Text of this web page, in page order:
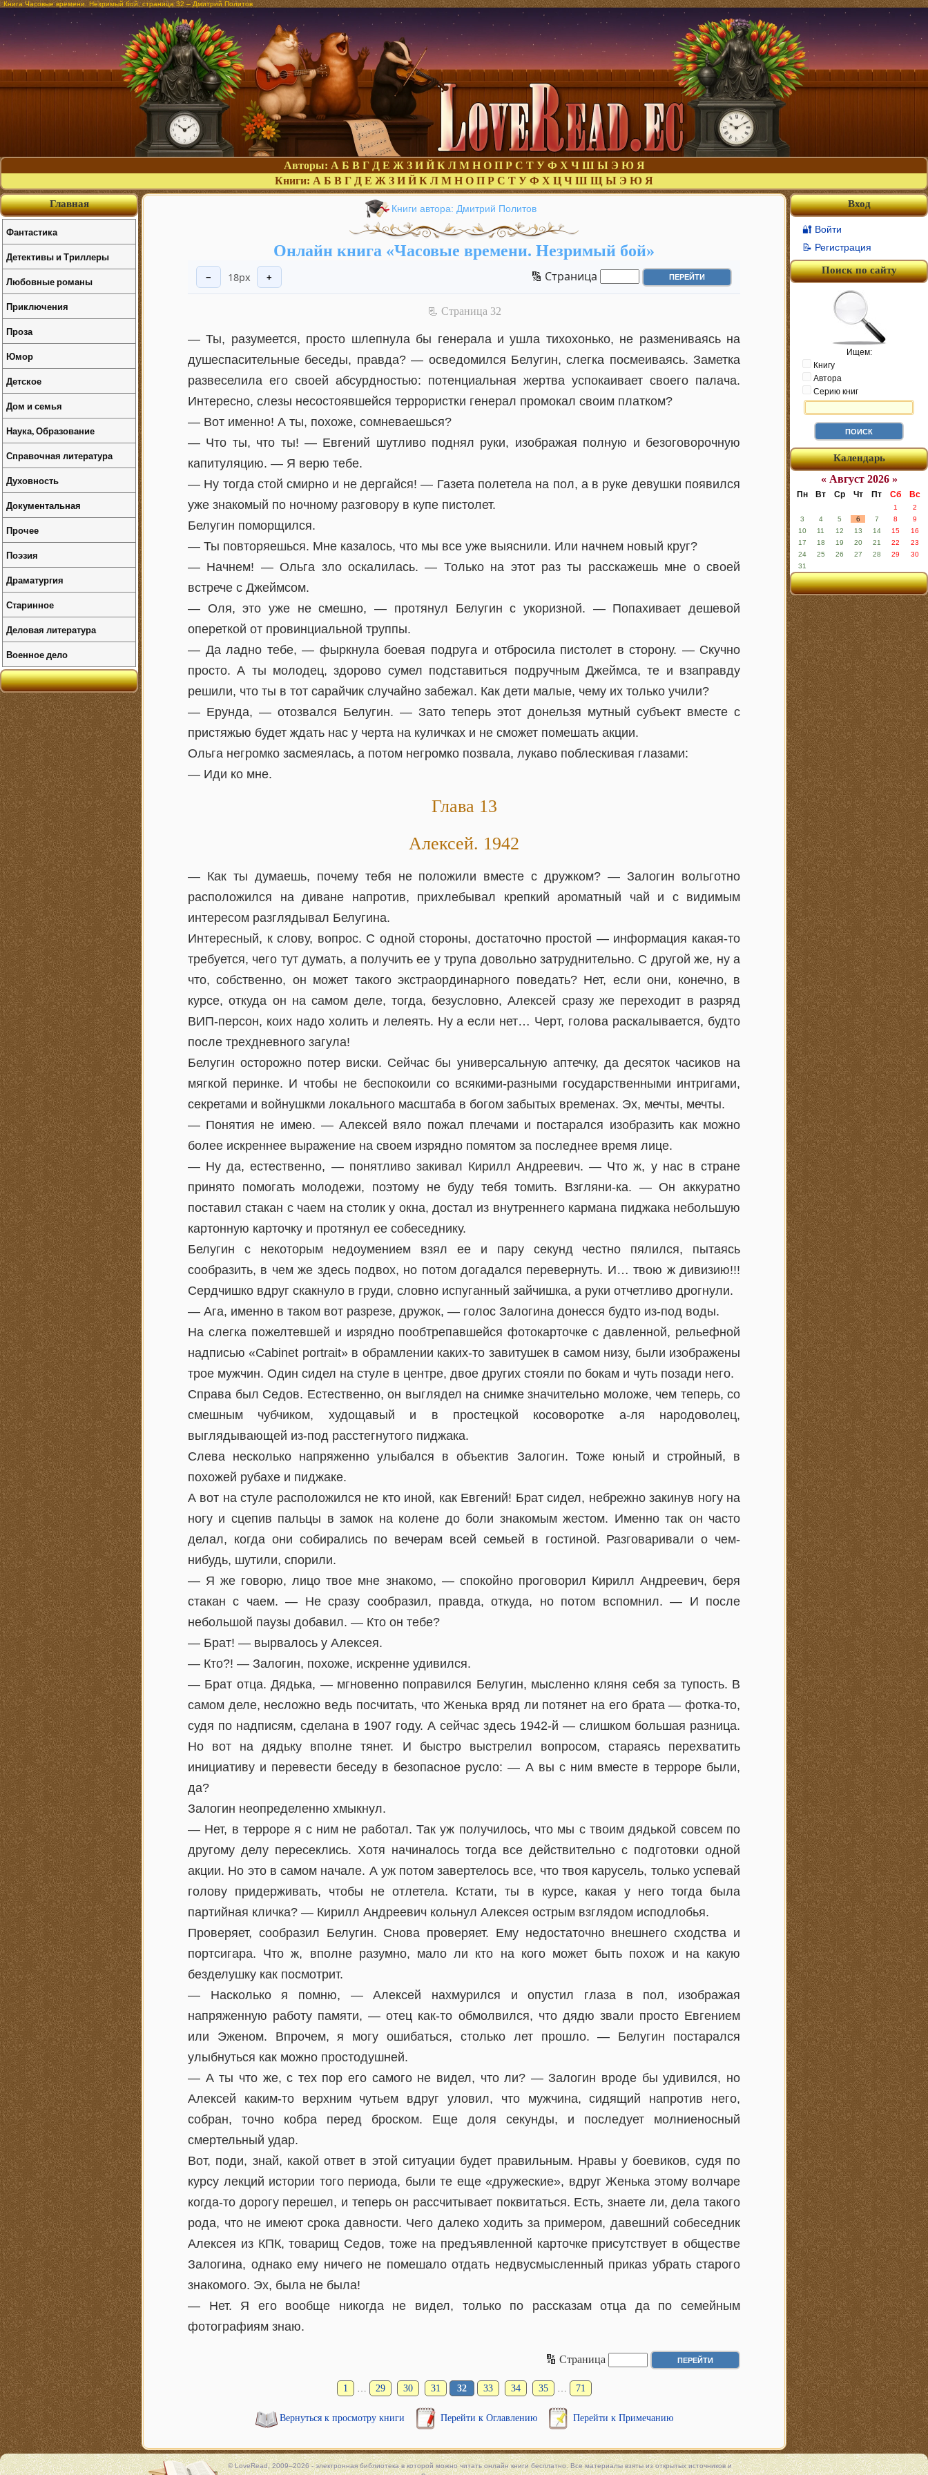
Книга Часовые времени. Незримый бой, страница 32 – Дмитрий Политов
Авторы: А Б В Г Д Е Ж З И Й К Л М Н О П Р С Т У Ф Х Ч Ш Ы Э Ю Я
Книги: А Б В Г Д Е Ж З И Й К Л М Н О П Р С Т У Ф Х Ц Ч Ш Щ Ы Э Ю Я
Книги автора: Дмитрий Политов
Онлайн книга «Часовые времени. Незримый бой»
− 18px + 🔢 Страница
📃 Cтраница 32
— Ты, разумеется, просто шлепнула бы генерала и ушла тихохонько, не размениваясь на
душеспасительные беседы, правда? — осведомился Белугин, слегка посмеиваясь. Заметка
развеселила его своей абсурдностью: потенциальная жертва успокаивает своего палача.
Интересно, слезы несостоявшейся террористки генерал промокал своим платком?
— Вот именно! А ты, похоже, сомневаешься?
— Что ты, что ты! — Евгений шутливо поднял руки, изображая полную и безоговорочную
капитуляцию. — Я верю тебе.
— Ну тогда стой смирно и не дергайся! — Газета полетела на пол, а в руке девушки появился
уже знакомый по ночному разговору в купе пистолет.
Белугин поморщился.
— Ты повторяешься. Мне казалось, что мы все уже выяснили. Или начнем новый круг?
— Начнем! — Ольга зло оскалилась. — Только на этот раз ты расскажешь мне о своей
встрече с Джеймсом.
— Оля, это уже не смешно, — протянул Белугин с укоризной. — Попахивает дешевой
опереткой от провинциальной труппы.
— Да ладно тебе, — фыркнула боевая подруга и отбросила пистолет в сторону. — Скучно
просто. А ты молодец, здорово сумел подставиться подручным Джеймса, те и взаправду
решили, что ты в тот сарайчик случайно забежал. Как дети малые, чему их только учили?
— Ерунда, — отозвался Белугин. — Зато теперь этот донельзя мутный субъект вместе с
пристяжью будет ждать нас у черта на куличках и не сможет помешать акции.
Ольга негромко засмеялась, а потом негромко позвала, лукаво поблескивая глазами:
— Иди ко мне.
Глава 13
Алексей. 1942
— Как ты думаешь, почему тебя не положили вместе с дружком? — Залогин вольготно
расположился на диване напротив, прихлебывал крепкий ароматный чай и с видимым
интересом разглядывал Белугина.
Интересный, к слову, вопрос. С одной стороны, достаточно простой — информация какая-то
требуется, чего тут думать, а получить ее у трупа довольно затруднительно. С другой же, ну а
что, собственно, он может такого экстраординарного поведать? Нет, если они, конечно, в
курсе, откуда он на самом деле, тогда, безусловно, Алексей сразу же переходит в разряд
ВИП-персон, коих надо холить и лелеять. Ну а если нет… Черт, голова раскалывается, будто
после трехдневного загула!
Белугин осторожно потер виски. Сейчас бы универсальную аптечку, да десяток часиков на
мягкой перинке. И чтобы не беспокоили со всякими-разными государственными интригами,
секретами и войнушкми локального масштаба в богом забытых временах. Эх, мечты, мечты.
— Понятия не имею. — Алексей вяло пожал плечами и постарался изобразить как можно
более искреннее выражение на своем изрядно помятом за последнее время лице.
— Ну да, естественно, — понятливо закивал Кирилл Андреевич. — Что ж, у нас в стране
принято помогать молодежи, поэтому не буду тебя томить. Взгляни-ка. — Он аккуратно
поставил стакан с чаем на столик у окна, достал из внутреннего кармана пиджака небольшую
картонную карточку и протянул ее собеседнику.
Белугин с некоторым недоумением взял ее и пару секунд честно пялился, пытаясь
сообразить, в чем же здесь подвох, но потом догадался перевернуть. И… твою ж дивизию!!!
Сердчишко вдруг скакнуло в груди, словно испуганный зайчишка, а руки отчетливо дрогнули.
— Ага, именно в таком вот разрезе, дружок, — голос Залогина донесся будто из-под воды.
На слегка пожелтевшей и изрядно пообтрепавшейся фотокарточке с давленной, рельефной
надписью «Cabinet portrait» в обрамлении каких-то завитушек в самом низу, были изображены
трое мужчин. Один сидел на стуле в центре, двое других стояли по бокам и чуть позади него.
Справа был Седов. Естественно, он выглядел на снимке значительно моложе, чем теперь, со
смешным чубчиком, худощавый и в простецкой косоворотке а-ля народоволец,
выглядывающей из-под расстегнутого пиджака.
Слева несколько напряженно улыбался в объектив Залогин. Тоже юный и стройный, в
похожей рубахе и пиджаке.
А вот на стуле расположился не кто иной, как Евгений! Брат сидел, небрежно закинув ногу на
ногу и сцепив пальцы в замок на колене до боли знакомым жестом. Именно так он часто
делал, когда они собирались по вечерам всей семьей в гостиной. Разговаривали о чем-
нибудь, шутили, спорили.
— Я же говорю, лицо твое мне знакомо, — спокойно проговорил Кирилл Андреевич, беря
стакан с чаем. — Не сразу сообразил, правда, откуда, но потом вспомнил. — И после
небольшой паузы добавил. — Кто он тебе?
— Брат! — вырвалось у Алексея.
— Кто?! — Залогин, похоже, искренне удивился.
— Брат отца. Дядька, — мгновенно поправился Белугин, мысленно кляня себя за тупость. В
самом деле, несложно ведь посчитать, что Женька вряд ли потянет на его брата — фотка-то,
судя по надписям, сделана в 1907 году. А сейчас здесь 1942-й — слишком большая разница.
Но вот на дядьку вполне тянет. И быстро выстрелил вопросом, стараясь перехватить
инициативу и перевести беседу в безопасное русло: — А вы с ним вместе в терроре были,
да?
Залогин неопределенно хмыкнул.
— Нет, в терроре я с ним не работал. Так уж получилось, что мы с твоим дядькой совсем по
другому делу пересеклись. Хотя начиналось тогда все действительно с подготовки одной
акции. Но это в самом начале. А уж потом завертелось все, что твоя карусель, только успевай
голову придерживать, чтобы не отлетела. Кстати, ты в курсе, какая у него тогда была
партийная кличка? — Кирилл Андреевич кольнул Алексея острым взглядом исподлобья.
Проверяет, сообразил Белугин. Снова проверяет. Ему недостаточно внешнего сходства и
портсигара. Что ж, вполне разумно, мало ли кто на кого может быть похож и на какую
безделушку как посмотрит.
— Насколько я помню, — Алексей нахмурился и опустил глаза в пол, изображая
напряженную работу памяти, — отец как-то обмолвился, что дядю звали просто Евгением
или Эженом. Впрочем, я могу ошибаться, столько лет прошло. — Белугин постарался
улыбнуться как можно простодушней.
— А ты что же, с тех пор его самого не видел, что ли? — Залогин вроде бы удивился, но
Алексей каким-то верхним чутьем вдруг уловил, что мужчина, сидящий напротив него,
собран, точно кобра перед броском. Еще доля секунды, и последует молниеносный
смертельный удар.
Вот, поди, знай, какой ответ в этой ситуации будет правильным. Нравы у боевиков, судя по
курсу лекций истории того периода, были те еще «дружеские», вдруг Женька этому волчаре
когда-то дорогу перешел, и теперь он рассчитывает поквитаться. Есть, знаете ли, дела такого
рода, что не имеют срока давности. Чего далеко ходить за примером, давешний собеседник
Алексея из КПК, товарищ Седов, тоже на предъявленной карточке присутствует в обществе
Залогина, однако ему ничего не помешало отдать недвусмысленный приказ убрать старого
знакомого. Эх, была не была!
— Нет. Я его вообще никогда не видел, только по рассказам отца да по семейным
фотографиям знаю.
🔢 Страница
1 … 29 30 31 32 33 34 35 … 71
Вернуться к просмотру книги Перейти к Оглавлению Перейти к Примечанию
Вход
🔐 Войти
📝 Регистрация
Поиск по сайту
Ищем:
Книгу
Автора
Серию книг
Календарь
« Август 2026 »
Пн Вт Ср Чт Пт Сб Вс
1
2
3
4 5 6 7 8
9
10
11 12 13 14 15
16
17
18 19 20 21 22
23
24
25 26 27 28 29
30
31
Главная
Фантастика
Детективы и Триллеры
Любовные романы
Приключения
Проза
Юмор
Детское
Дом и семья
Наука, Образование
Справочная литература
Духовность
Документальная
Прочее
Поэзия
Драматургия
Старинное
Деловая литература
Военное дело
© LoveRead, 2009–2026 - электронная библиотека в которой можночитать онлайн книгибесплатно. Все материалы взяты из открытых источников и